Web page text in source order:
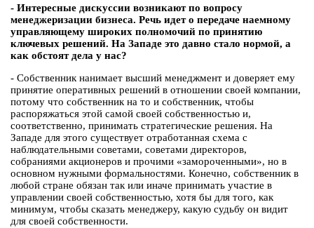
- Интересные дискуссии возникают по вопросу
менеджеризации бизнеса. Речь идет о передаче наемному
управляющему широких полномочий по принятию
ключевых решений. На Западе это давно стало нормой, а
как обстоят дела у нас?
- Собственник нанимает высший менеджмент и доверяет ему
принятие оперативных решений в отношении своей компании,
потому что собственник на то и собственник, чтобы
распоряжаться этой самой своей собственностью и,
соответственно, принимать стратегические решения. На
Западе для этого существует отработанная схема с
наблюдательными советами, советами директоров,
собраниями акционеров и прочими «замороченными», но в
основном нужными формальностями. Конечно, собственник в
любой стране обязан так или иначе принимать участие в
управлении своей собственностью, хотя бы для того, как
минимум, чтобы сказать менеджеру, какую судьбу он видит
для своей собственности.